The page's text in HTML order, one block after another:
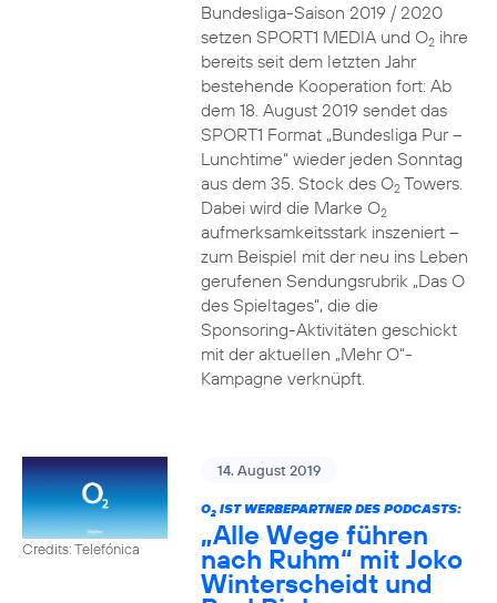
Bundesliga-Saison 2019 / 2020
setzen SPORT1 MEDIA und O2ihre
bereits seit dem letzten Jahr
bestehende Kooperation fort: Ab
dem 18. August 2019 sendet das
SPORT1 Format „Bundesliga Pur –
Lunchtime“ wieder jeden Sonntag
aus dem 35. Stock des O2Towers.
Dabei wird die Marke O2
aufmerksamkeitsstark inszeniert –
zum Beispiel mit der neu ins Leben
gerufenen Sendungsrubrik „Das O
des Spieltages“, die die
Sponsoring-Aktivitäten geschickt
mit der aktuellen „Mehr O“-
Kampagne verknüpft.
Credits: Telefónica
14. August 2019
O2IST WERBEPARTNER DES PODCASTS:
„Alle Wege führen
nach Ruhm“ mit Joko
Winterscheidt und